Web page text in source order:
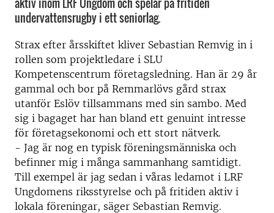
undervattensrugby i ett seniorlag.
Strax efter årsskiftet kliver Sebastian Remvig in i
rollen som projektledare i SLU
Kompetenscentrum företagsledning. Han är 29 år
gammal och bor på Remmarlövs gård strax
utanför Eslöv tillsammans med sin sambo. Med
sig i bagaget har han bland ett genuint intresse
för företagsekonomi och ett stort nätverk.
- Jag är nog en typisk föreningsmänniska och
befinner mig i många sammanhang samtidigt.
Till exempel är jag sedan i våras ledamot i LRF
Ungdomens riksstyrelse och på fritiden aktiv i
lokala föreningar, säger Sebastian Remvig.